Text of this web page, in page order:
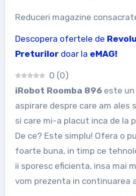
Reduceri magazine
Descopera ofertele de
Preturilor doar la eMAG!
0 (0)
iRobot Roomba 896 este
aspirare despre care am ales
si care mi-a placut inca de la
De ce? Este simplu! Ofera o
foarte buna, in timp ce
ii sporesc eficienta, insa mai
vom prezenta in continuarea